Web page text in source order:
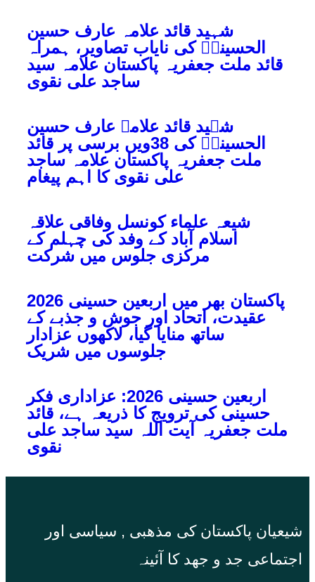
شہید قائد علامہ عارف حسین
الحسینیؒ کی نایاب تصاویر، ہمراہ
قائد ملت جعفریہ پاکستان علامہ سید
ساجد علی نقوی
شہید قائد علامہ عارف حسین
الحسینیؒ کی 38ویں برسی پر قائد
ملت جعفریہ پاکستان علامہ ساجد
علی نقوی کا اہم پیغام
شیعہ علماء کونسل وفاقی علاقہ
اسلام آباد کے وفد کی چہلم کے
مرکزی جلوس میں شرکت
پاکستان بھر میں اربعین حسینی 2026
عقیدت، اتحاد اور جوش و جذبے کے
ساتھ منایا گیا، لاکھوں عزادار
جلوسوں میں شریک
اربعین حسینی 2026: عزاداری فکر
حسینی کی ترویج کا ذریعہ ہے، قائد
ملت جعفریہ آیت اللہ سید ساجد علی
نقوی
شیعیان پاکستان کی مذهبی , سیاسی اور
اجتماعی جد و جهد کا آئینہ